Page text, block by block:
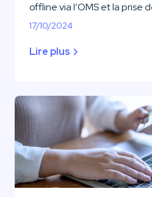
offline via l’OMS et la prise
17/10/2024
Lire plus